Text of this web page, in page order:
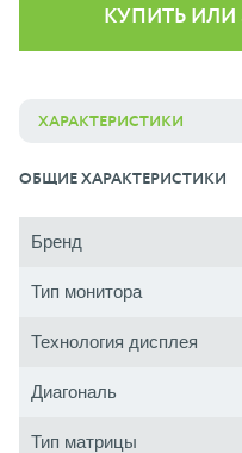
КУПИТЬ ИЛИ
ХАРАКТЕРИСТИКИ
ОБЩИЕ ХАРАКТЕРИСТИКИ
Бренд
Тип монитора
Технология дисплея
Диагональ
Тип матрицы